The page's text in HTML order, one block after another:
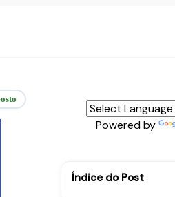
Powered by
Índice do Post